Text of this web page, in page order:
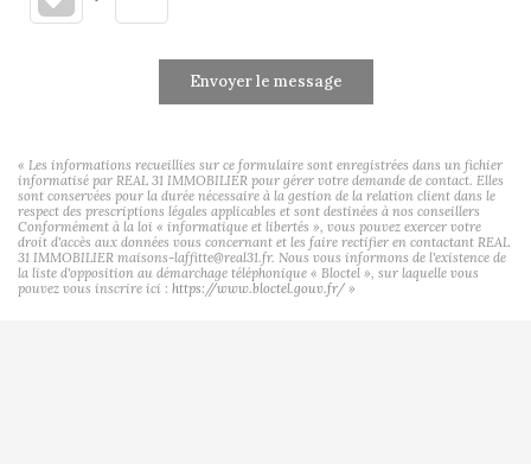
Envoyer le message
« Les informations recueillies sur ce formulaire sont enregistrées dans un fichier
informatisé par REAL 31 IMMOBILIER pour gérer votre demande de contact. Elles
sont conservées pour la durée nécessaire à la gestion de la relation client dans le
respect des prescriptions légales applicables et sont destinées à nos conseillers
Conformément à la loi « informatique et libertés », vous pouvez exercer votre
droit d'accès aux données vous concernant et les faire rectifier en contactant REAL
31 IMMOBILIER maisons-laffitte@real31.fr. Nous vous informons de l'existence de
la liste d'opposition au démarchage téléphonique « Bloctel », sur laquelle vous
pouvez vous inscrire ici : https://www.bloctel.gouv.fr/ »